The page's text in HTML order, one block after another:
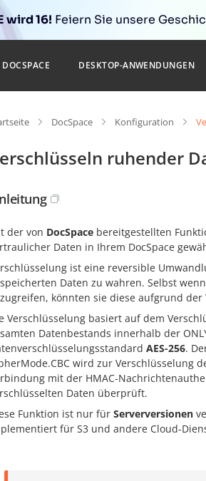
wird 16! Feiern Sie unsere
DOCSPACE DESKTOP-ANWENDUNGEN
DocSpace Konfiguration
ruhender
der von DocSpace bereitgestellten
Daten in Ihrem DocSpace
ist eine reversible
Daten zu wahren. Selbst
könnten sie diese aufgrund der
Verschlüsselung basiert auf dem
Datenbestands innerhalb der
AES-256.
wird zur Verschlüsselung
mit der HMAC-
Daten überprüft.
Funktion ist nur für Serverversionen
für S3 und andere Cloud-